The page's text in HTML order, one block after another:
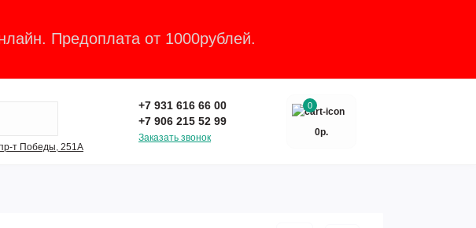
Предоплата от 1000рублей.
т Победы, 251А
+7 931 616 66 00
+7 906 215 52 99
Заказать звонок
0
0р.